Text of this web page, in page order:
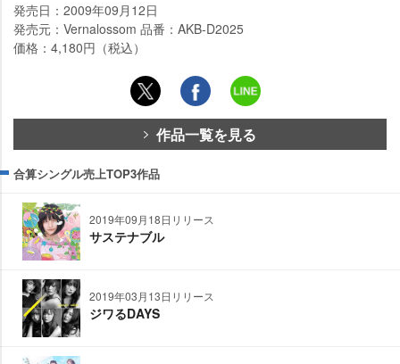
発売日：2009年09月12日
発売元：Vernalossom 品番：AKB-D2025
価格：4,180円（税込）
作品一覧を見る
合算シングル売上TOP3作品
2019年09月18日リリース
サステナブル
2019年03月13日リリース
ジワるDAYS